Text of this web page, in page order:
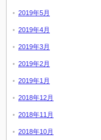
2019年5月
2019年4月
2019年3月
2019年2月
2019年1月
2018年12月
2018年11月
2018年10月